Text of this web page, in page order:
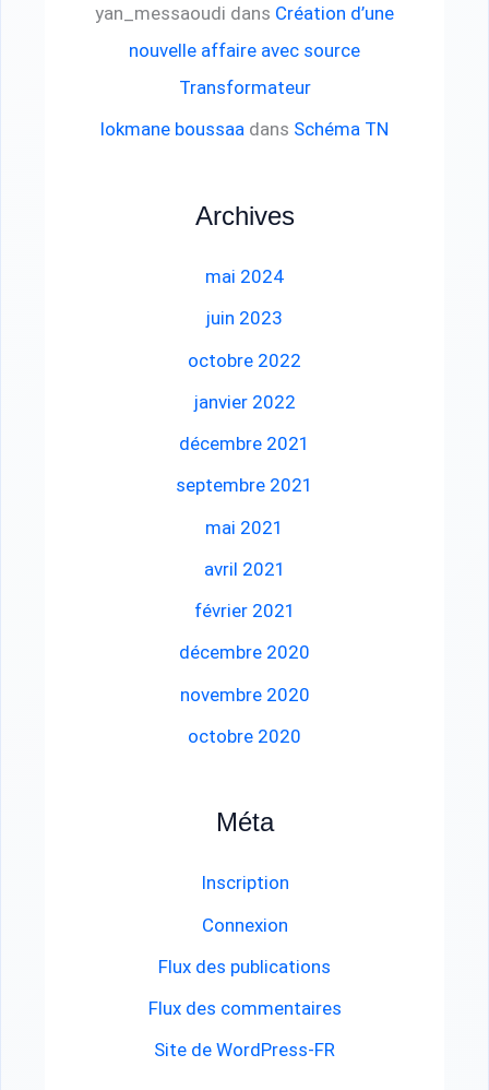
yan_messaoudi dans Création d’une
nouvelle affaire avec source
Transformateur
lokmane boussaa dans Schéma TN
Archives
mai 2024
juin 2023
octobre 2022
janvier 2022
décembre 2021
septembre 2021
mai 2021
avril 2021
février 2021
décembre 2020
novembre 2020
octobre 2020
Méta
Inscription
Connexion
Flux des publications
Flux des commentaires
Site de WordPress-FR